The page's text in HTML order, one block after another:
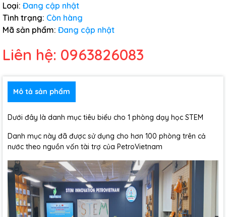
Loại: Đang cập nhật
Tình trạng: Còn hàng
Mã sản phẩm: Đang cập nhật
Liên hệ: 0963826083
Mô tả sản phẩm
Dưới đây là danh mục tiêu biểu cho 1 phòng dạy học STEM
Danh mục này đã được sử dụng cho hơn 100 phòng trên cả
nước theo nguồn vốn tài trợ của PetroVietnam